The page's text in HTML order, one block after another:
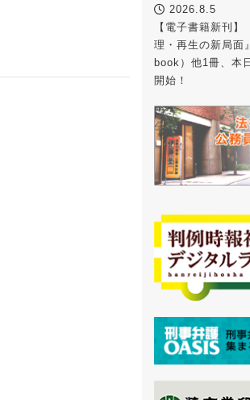
2026.8.5
【電子書籍新刊
理・再生の新局面
book）他1冊、本
開始！